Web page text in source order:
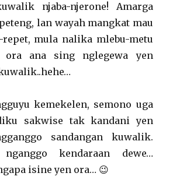
njaba-njerone! Amarga
lan wayah mangkat mau
mula nalika mlebu-metu
ora ana sing nglegewa yen
kemekelen, semono uga
sakwise tak kandani yen
sandangan kuwalik.
kendaraan dewe…
isine yen ora… 😉